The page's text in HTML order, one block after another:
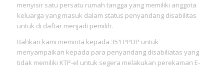
menyisir satu persatu rumah tangga yang memiliki anggota
keluarga yang masuk dalam status penyandang disabilitas
untuk di daftar menjadi pemilih.
Bahkan kami meminta kepada 351 PPDP untuk
menyampaikan kepada para penyandang disabiliatas yang
tidak memiliki KTP-el untuk segera melakukan perekaman E-